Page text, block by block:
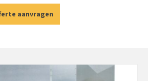
aanvragen